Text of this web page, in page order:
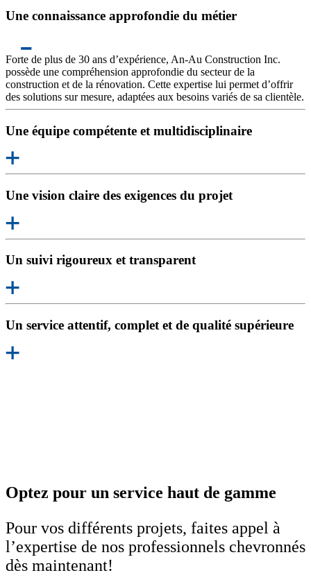
Une connaissance approfondie du métier
Forte de plus de 30 ans d’expérience, An-Au Construction Inc.
possède une compréhension approfondie du secteur de la
construction et de la rénovation. Cette expertise lui permet d’offrir
des solutions sur mesure, adaptées aux besoins variés de sa clientèle.
Une équipe compétente et multidisciplinaire
Une vision claire des exigences du projet
Un suivi rigoureux et transparent
Un service attentif, complet et de qualité supérieure
Optez pour un service haut de gamme
Pour vos différents projets, faites appel à
l’expertise de nos professionnels chevronnés
dès maintenant!